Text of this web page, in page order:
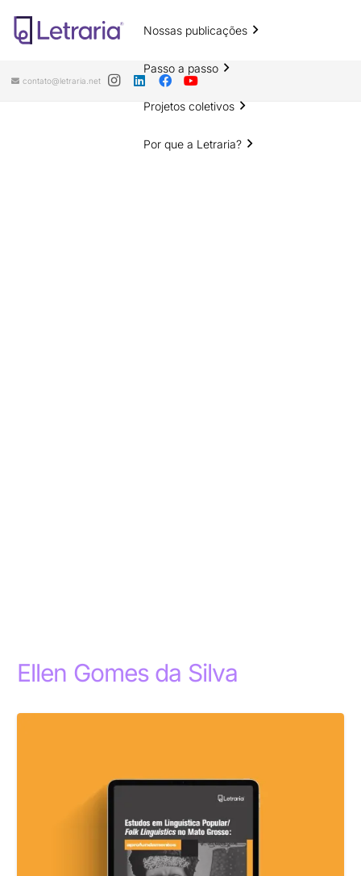
Nossas publicações
Passo a passo
Projetos coletivos
Por que a Letraria?
contato@letraria.net
Ellen Gomes da Silva